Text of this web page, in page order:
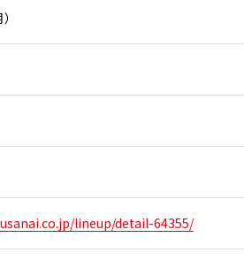
lineup/detail-64355/